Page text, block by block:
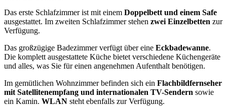
Das erste Schlafzimmer ist mit einem Doppelbett und einem Safe
ausgestattet. Im zweiten Schlafzimmer stehen zwei Einzelbetten zur
Verfügung.
Das großzügige Badezimmer verfügt über eine Eckbadewanne.
Die komplett ausgestattete Küche bietet verschiedene Küchengeräte
und alles, was Sie für einen angenehmen Aufenthalt benötigen.
Im gemütlichen Wohnzimmer befinden sich ein Flachbildfernseher
mit Satellitenempfang und internationalen TV-Sendern sowie
ein Kamin. WLAN steht ebenfalls zur Verfügung.